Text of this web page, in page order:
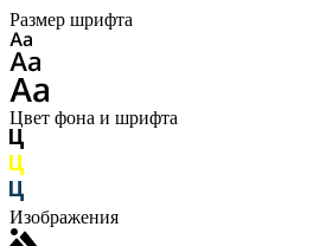
Размер шрифта
Цвет фона и шрифта
Изображения